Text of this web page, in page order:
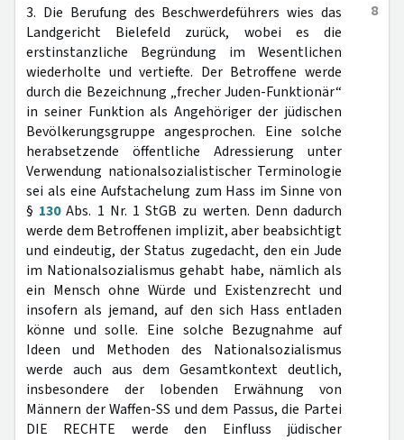
8
3. Die Berufung des Beschwerdeführers wies das
Landgericht Bielefeld zurück, wobei es die
erstinstanzliche Begründung im Wesentlichen
wiederholte und vertiefte. Der Betroffene werde
durch die Bezeichnung „frecher Juden-Funktionär“
in seiner Funktion als Angehöriger der jüdischen
Bevölkerungsgruppe angesprochen. Eine solche
herabsetzende öffentliche Adressierung unter
Verwendung nationalsozialistischer Terminologie
sei als eine Aufstachelung zum Hass im Sinne von
§ 130Abs. 1 Nr. 1 StGB zu werten. Denn dadurch
werde dem Betroffenen implizit, aber beabsichtigt
und eindeutig, der Status zugedacht, den ein Jude
im Nationalsozialismus gehabt habe, nämlich als
ein Mensch ohne Würde und Existenzrecht und
insofern als jemand, auf den sich Hass entladen
könne und solle. Eine solche Bezugnahme auf
Ideen und Methoden des Nationalsozialismus
werde auch aus dem Gesamtkontext deutlich,
insbesondere der lobenden Erwähnung von
Männern der Waffen-SS und dem Passus, die Partei
DIE RECHTE werde den Einfluss jüdischer